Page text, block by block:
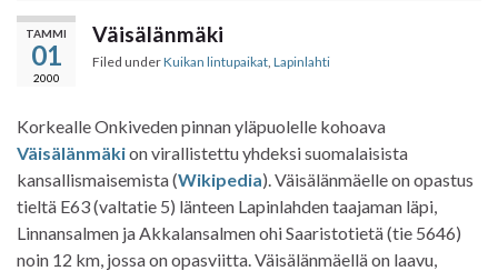
TAMMI
01
2000
Väisälänmäki
Filed underKuikan lintupaikat Lapinlahti
Korkealle Onkiveden pinnan yläpuolelle kohoava
Väisälänmäkion virallistettu yhdeksi suomalaisista
kansallismaisemista (Wikipedia). Väisälänmäelle on opastus
tieltä E63 (valtatie 5) länteen Lapinlahden taajaman läpi,
Linnansalmen ja Akkalansalmen ohi Saaristotietä (tie 5646)
noin 12 km, jossa on opasviitta. Väisälänmäellä on laavu,